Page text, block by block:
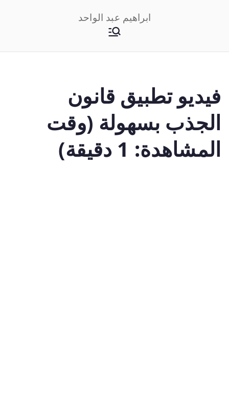
ابراهيم عبد الواحد
فيديو تطبيق قانون
الجذب بسهولة (وقت
المشاهدة: 1 دقيقة)